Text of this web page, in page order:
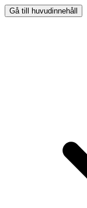
Gå till huvudinnehåll